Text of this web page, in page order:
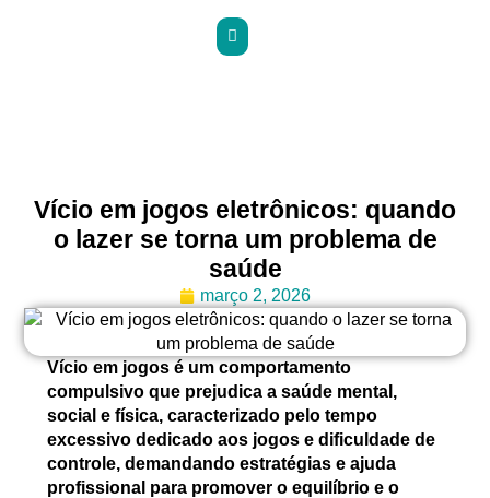
Vício em jogos eletrônicos: quando
o lazer se torna um problema de
saúde
março 2, 2026
Vício em jogos é um comportamento
compulsivo que prejudica a saúde mental,
social e física, caracterizado pelo tempo
excessivo dedicado aos jogos e dificuldade de
controle, demandando estratégias e ajuda
profissional para promover o equilíbrio e o